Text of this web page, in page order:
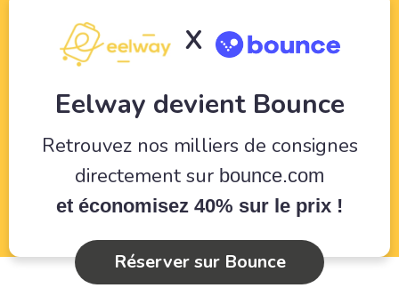
X
Eelway devient Bounce
Retrouvez nos milliers de consignes
directement sur bounce.com
et économisez 40% sur le prix !
Réserver sur Bounce